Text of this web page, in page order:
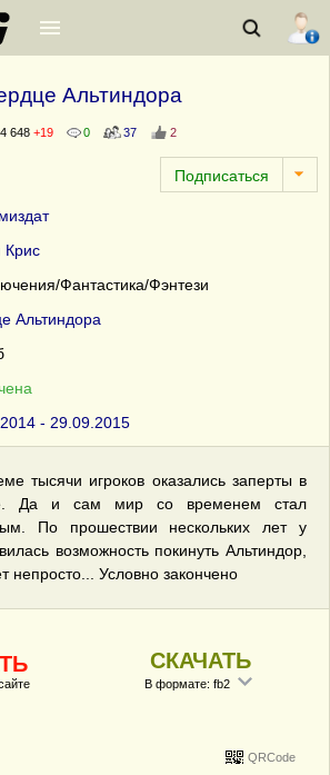
Альтиндора
648 +19 0 37 2
Крис
Фантастика/Фэнтези
Альтиндора
- 29.09.2015
тысячи игроков оказались заперты в
Да и сам мир со временем стал
По прошествии нескольких лет у
возможность покинуть Альтиндор,
непросто... Условно закончено
СКАЧАТЬ
В формате: fb2
QRCode